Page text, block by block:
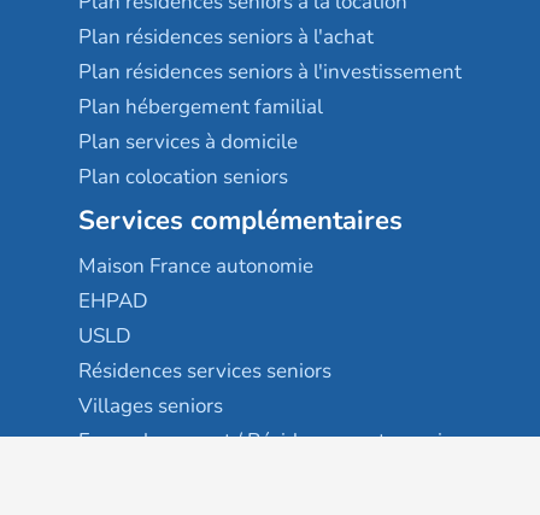
Plan résidences seniors à l'achat
Plan résidences seniors à l'investissement
Plan hébergement familial
Plan services à domicile
Plan colocation seniors
Services complémentaires
Maison France autonomie
EHPAD
USLD
Résidences services seniors
Villages seniors
Foyers logement / Résidences autonomie